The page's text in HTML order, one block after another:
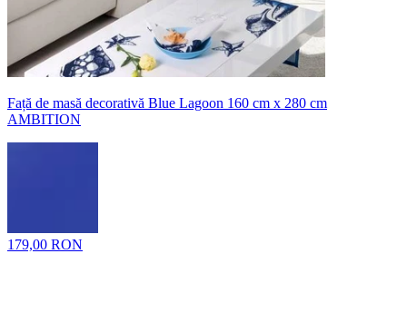
Față de masă decorativă Blue Lagoon 160 cm x 280 cm
AMBITION
179,00 RON